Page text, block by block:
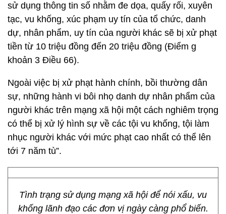
sử dụng thông tin số nhằm đe dọa, quấy rối, xuyên
tạc, vu khống, xúc phạm uy tín của tổ chức, danh
dự, nhân phẩm, uy tín của người khác sẽ bị xử phạt
tiền từ 10 triệu đồng đến 20 triệu đồng (Điểm g
khoản 3 Điều 66).
Ngoài việc bị xử phạt hành chính, bồi thường dân
sự, những hành vi bôi nhọ danh dự nhân phẩm của
người khác trên mạng xã hội một cách nghiêm trọng
có thể bị xử lý hình sự về các tội vu khống, tội làm
nhục người khác với mức phạt cao nhất có thể lên
tới 7 năm tù”.
Tình trạng sử dụng mạng xã hội để nói xấu, vu
khống lãnh đạo các đơn vị ngày càng phổ biến.